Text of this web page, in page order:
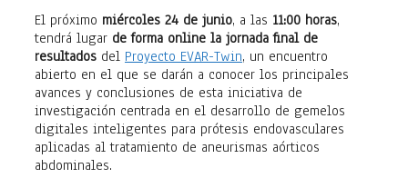
El próximo miércoles 24 de junio, a las 11:00 horas,
tendrá lugar de forma online la jornada final de
resultados del Proyecto EVAR-Twin, un encuentro
abierto en el que se darán a conocer los principales
avances y conclusiones de esta iniciativa de
investigación centrada en el desarrollo de gemelos
digitales inteligentes para prótesis endovasculares
aplicadas al tratamiento de aneurismas aórticos
abdominales.